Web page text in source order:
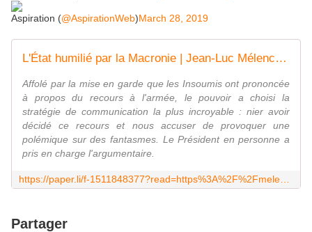
Aspiration (@AspirationWeb)March 28, 2019
L'État humilié par la Macronie | Jean-Luc Mélenchon
Affolé par la mise en garde que les Insoumis ont prononcée
à propos du recours à l'armée, le pouvoir a choisi la
stratégie de communication la plus incroyable : nier avoir
décidé ce recours et nous accuser de provoquer une
polémique sur des fantasmes. Le Président en personne a
pris en charge l'argumentaire.
Partager